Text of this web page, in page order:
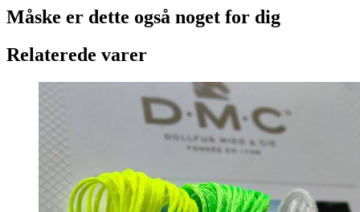
Måske er dette også noget for dig
Relaterede varer